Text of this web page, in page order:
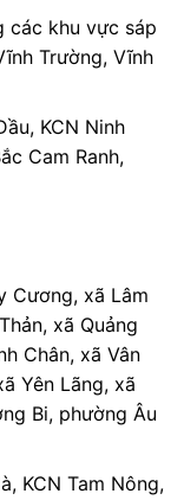
các khu vực sáp
Trường, Vĩnh
KCN Ninh
Cam Ranh,
Cương, xã Lâm
xã Quảng
Chân, xã Vân
Yên Lãng, xã
Bi, phường Âu
KCN Tam Nông,